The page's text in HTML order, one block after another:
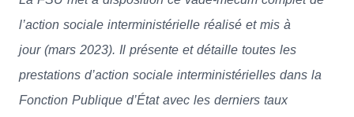
l’action sociale interministérielle réalisé et mis à
jour (mars 2023). Il présente et détaille toutes les
prestations d’action sociale interministérielles dans la
Fonction Publique d’État avec les derniers taux